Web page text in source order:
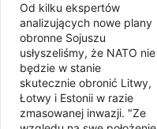
Od kilku ekspertów
analizujących nowe plany
obronne Sojuszu
usłyszeliśmy, że NATO nie
będzie w stanie
skutecznie obronić Litwy,
Łotwy i Estonii w razie
zmasowanej inwazji. "Ze